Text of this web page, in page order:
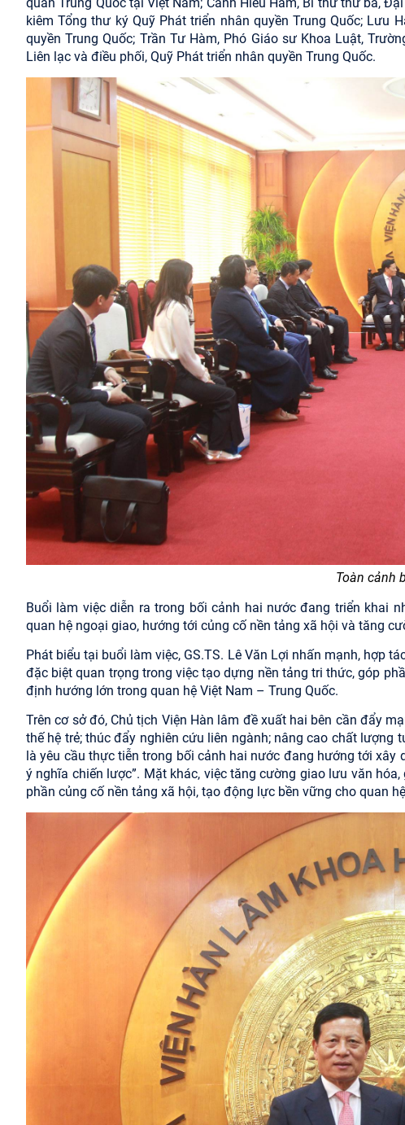
kiêm Tổng thư ký Quỹ Phát triển nhân quyền Trung Quốc; Lưu
quyền Trung Quốc; Trần Tư Hàm, Phó Giáo sư Khoa Luật,
Liên lạc và điều phối, Quỹ Phát triển nhân quyền Trung Quốc.
Toàn cảnh
Buổi làm việc diễn ra trong bối cảnh hai nước đang triển khai
quan hệ ngoại giao, hướng tới củng cố nền tảng xã hội và tăng
Phát biểu tại buổi làm việc, GS.TS. Lê Văn Lợi nhấn mạnh, hợp
đặc biệt quan trọng trong việc tạo dựng nền tảng tri thức, góp
định hướng lớn trong quan hệ Việt Nam – Trung Quốc.
Trên cơ sở đó, Chủ tịch Viện Hàn lâm đề xuất hai bên cần đẩy
thế hệ trẻ; thúc đẩy nghiên cứu liên ngành; nâng cao chất
là yêu cầu thực tiễn trong bối cảnh hai nước đang hướng tới
ý nghĩa chiến lược”. Mặt khác, việc tăng cường giao lưu văn
phần củng cố nền tảng xã hội, tạo động lực bền vững cho quan